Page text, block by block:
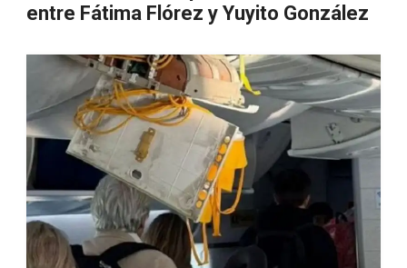
entre Fátima Flórez y Yuyito González